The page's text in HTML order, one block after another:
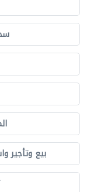
بيع وتأجير